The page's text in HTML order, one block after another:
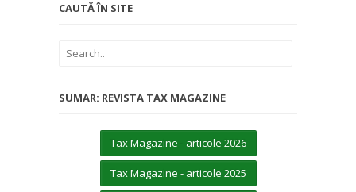
CAUTĂ ÎN SITE
SUMAR: REVISTA TAX MAGAZINE
Tax Magazine - articole 2026
Tax Magazine - articole 2025